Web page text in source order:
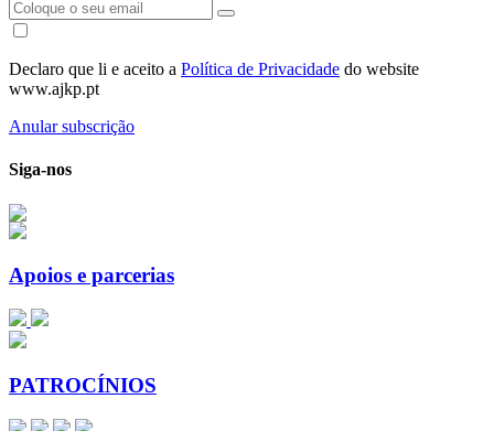
Declaro que li e aceito a Política de Privacidade do website
www.ajkp.pt
Anular subscrição
Siga-nos
Apoios e parcerias
PATROCÍNIOS